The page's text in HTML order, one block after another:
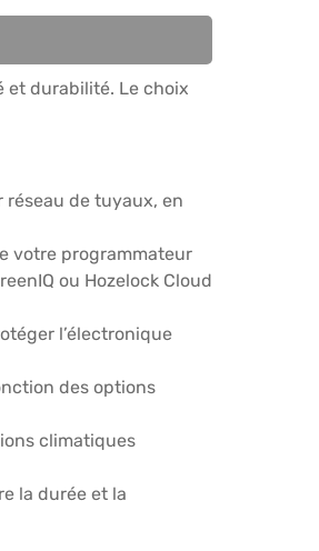
et durabilité. Le choix
réseau de tuyaux, en
votre programmateur
ou Hozelock Cloud
l’électronique
des options
climatiques
la durée et la